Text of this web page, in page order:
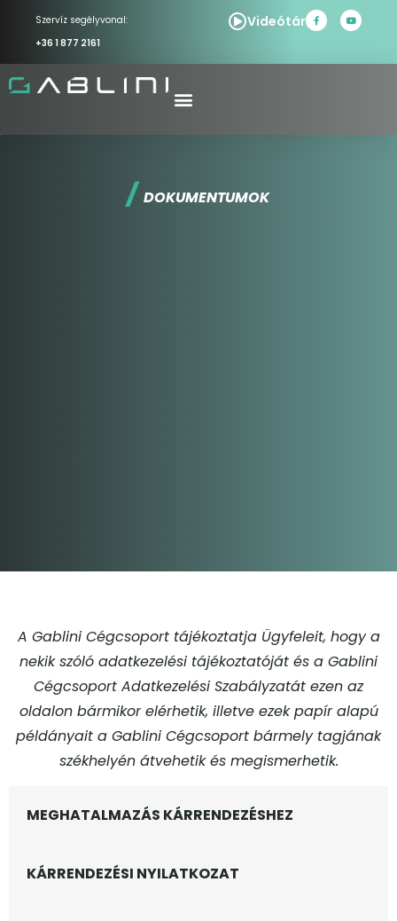
Szervíz segélyvonal:
+36 1 877 2161
Videótár
/ DOKUMENTUMOK
A Gablini Cégcsoport tájékoztatja Ügyfeleit, hogy a
nekik szóló adatkezelési tájékoztatóját és a Gablini
Cégcsoport Adatkezelési Szabályzatát ezen az
oldalon bármikor elérhetik, illetve ezek papír alapú
példányait a Gablini Cégcsoport bármely tagjának
székhelyén átvehetik és megismerhetik.
MEGHATALMAZÁS KÁRRENDEZÉSHEZ
KÁRRENDEZÉSI NYILATKOZAT